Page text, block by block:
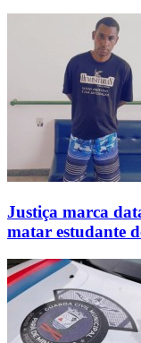
Justiça marca
matar estudante